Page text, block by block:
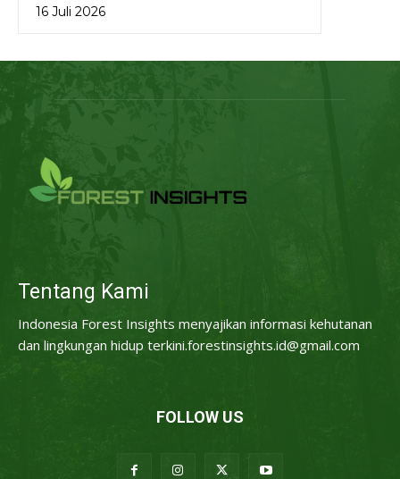
16 Juli 2026
Tentang Kami
Indonesia Forest Insights menyajikan informasi kehutanan
dan lingkungan hidup terkini.forestinsights.id@gmail.com
FOLLOW US